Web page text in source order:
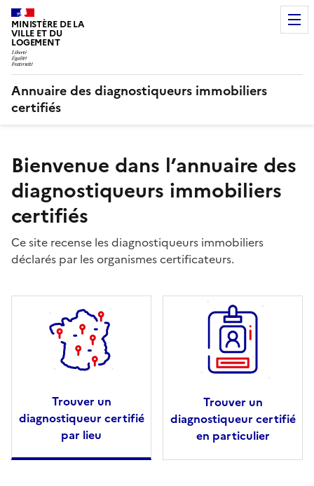
MINISTÈRE DE LA
VILLE ET DU
LOGEMENT
Annuaire des diagnostiqueurs immobiliers
certifiés
Bienvenue dans l’annuaire des
diagnostiqueurs immobiliers
certifiés
Ce site recense les diagnostiqueurs immobiliers
déclarés par les organismes certificateurs.
Trouver un
diagnostiqueur certifié
par lieu
Trouver un
diagnostiqueur certifié
en particulier